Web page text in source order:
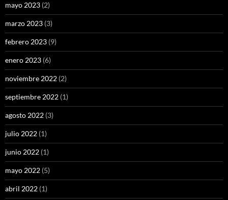
mayo 2023 (2)
marzo 2023 (3)
febrero 2023 (9)
enero 2023 (6)
noviembre 2022 (2)
septiembre 2022 (1)
agosto 2022 (3)
julio 2022 (1)
junio 2022 (1)
mayo 2022 (5)
abril 2022 (1)